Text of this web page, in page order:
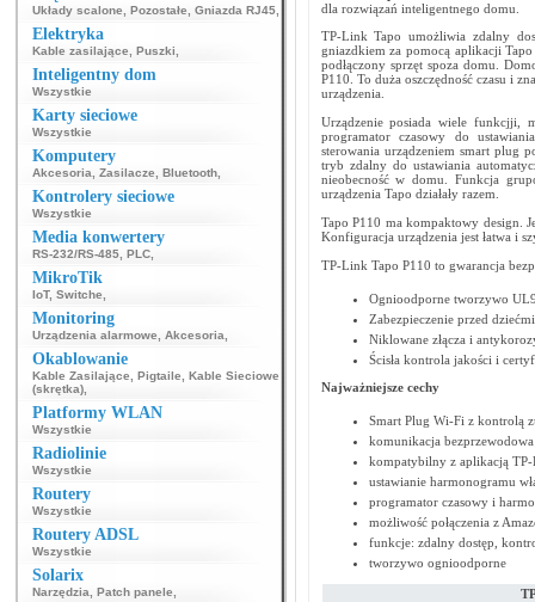
Układy scalone Pozostałe Gniazda RJ45
Elektryka
Kable zasilające Puszki
Inteligentny dom
Wszystkie
Karty sieciowe
Wszystkie
Komputery
Akcesoria Zasilacze Bluetooth
Kontrolery sieciowe
Wszystkie
Media konwertery
RS-232/RS-485 PLC
MikroTik
IoT, Switche
Monitoring
Urządzenia alarmowe Akcesoria
Okablowanie
Kable Zasilające Pigtaile
Kable Sieciowe
(skrętka)
Platformy WLAN
Wszystkie
Radiolinie
Wszystkie
Routery
Wszystkie
Routery ADSL
Wszystkie
Solarix
Narzędzia Patch panele
dla rozwiązań inteligentnego domu.
TP-Link Tapo umożliwia zdalny
gniazdkiem za pomocą aplikacji
podłączony sprzęt spoza domu.
P110. To duża oszczędność czasu i
urządzenia.
Urządzenie posiada wiele funkcjji,
programator czasowy do
sterowania urządzeniem smart plug
tryb zdalny do ustawiania
nieobecność w domu. Funkcja
urządzenia Tapo działały razem.
Tapo P110 ma kompaktowy design.
Konfiguracja urządzenia jest łatwa i
TP-Link Tapo P110 to gwarancja
Ognioodporne tworzywo
Zabezpieczenie przed
Niklowane złącza i
Ścisła kontrola jakości i
Najważniejsze cechy
Smart Plug Wi-Fi z kontrolą
komunikacja
kompatybilny z aplikacją
ustawianie harmonogramu
programator czasowy i
możliwość połączenia z
funkcje: zdalny dostęp,
tworzywo ognioodporne